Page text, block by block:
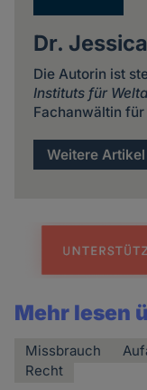
Dr.
Die Autorin ist
Instituts für
Fachanwältin
Weitere
Mehr lesen
Missbrauch
Recht